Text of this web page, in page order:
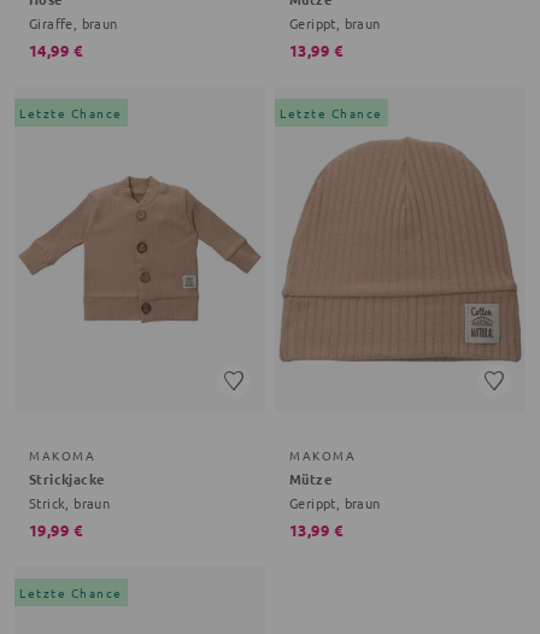
Giraffe, braun
14,99 €
Gerippt, braun
13,99 €
Letzte Chance
MAKOMA
Strickjacke
Strick, braun
19,99 €
Letzte Chance
MAKOMA
Mütze
Gerippt, braun
13,99 €
Letzte Chance